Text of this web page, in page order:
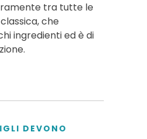
tra tutte le
che
ingredienti ed è di
DEVONO